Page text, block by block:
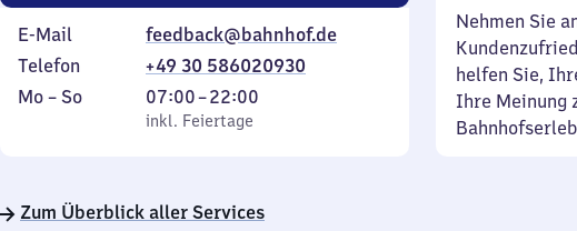
E-Mail
feedback@bahnhof.de
Telefon
+49 30 586020930
Montag
Mo – So,
inkl. Feiertage
07:00–22:00
Von
7
22
inkl. Feiertage
Nehmen Sie
helfen Sie,
Ihre Meinung
Zum Überblick aller Services